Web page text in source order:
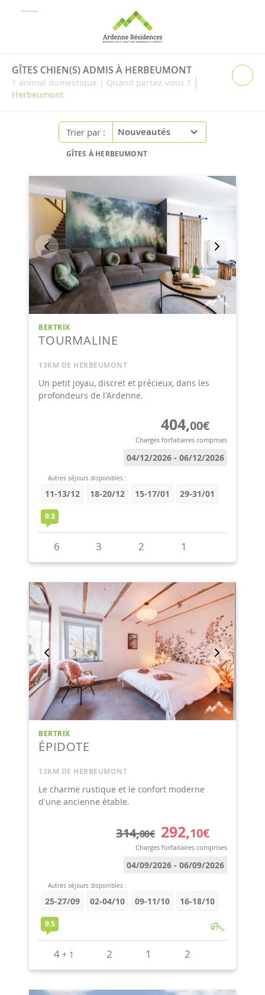
GÎTES CHIEN(S) ADMIS À HERBEUMONT
1 animal domestique | Quand partez-vous ? |
Herbeumont
Trier par :
GÎTES À HERBEUMONT